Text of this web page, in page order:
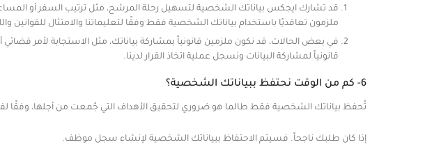
قد تشارك ايجكس بياناتك الشخصية لتسهيل رحلة المرشح، مثل ترتيب السفر أو
ملزمون تعاقديًا باستخدام بياناتك الشخصية فقط وفقًا لتعليماتنا والامتثال للقوانين
في بعض الحالات، قد نكون ملزمين قانونياً بمشاركة بياناتك، مثل الاستجابة لأمر
قانونياً لمشاركة البيانات ونسجل عملية اتخاذ القرار لدينا.
6- كم من الوقت نحتفظ ببياناتك الشخصية؟
تُحفظ بياناتك الشخصية فقط طالما هو ضروري لتحقيق الأهداف التي جُمعت من أجلها، وفقًا
إذا كان طلبك ناجحاً. فسيتم الاحتفاظ ببياناتك الشخصية لإنشاء سجل موظف.